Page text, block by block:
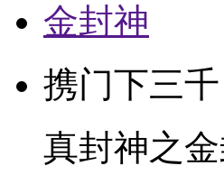
金封神
携门下三
真封神之金